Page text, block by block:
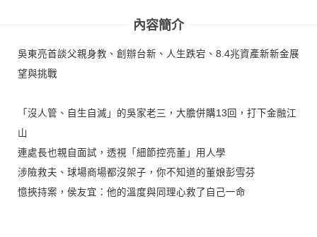
內容簡介
吳東亮首談父親身教、創辦台新、人生跌宕、8.4兆資產新新金展
望與挑戰
「沒人管、自生自滅」的吳家老三，大膽併購13回，打下金融江
山
連處長也親自面試，透視「細節控亮董」用人學
涉險救夫、球場商場都沒架子，你不知道的董娘彭雪芬
憶挾持案，侯友宜：他的溫度與同理心救了自己一命